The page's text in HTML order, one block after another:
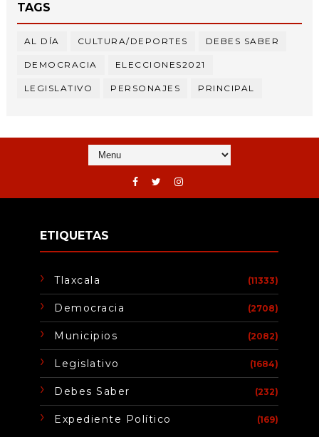
TAGS
AL DÍA CULTURA/DEPORTES DEBES SABER
DEMOCRACIA ELECCIONES2021
LEGISLATIVO PERSONAJES PRINCIPAL
ETIQUETAS
Tlaxcala (11333)
Democracia (2708)
Municipios (2082)
Legislativo (1684)
Debes Saber (232)
Expediente Político (169)